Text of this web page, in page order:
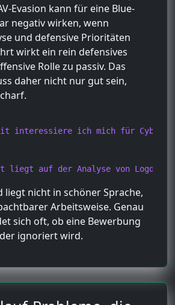
Evasion kann für eine Blue-
negativ wirken, wenn
und defensive Prioritäten
wirkt ein rein defensives
Rolle zu passiv. Das
daher nicht nur gut sein,
interessiere ich mich für
liegt auf der Analyse von
liegt nicht in schöner Sprache,
Arbeitsweise. Genau
sich oft, ob eine Bewerbung
ignoriert wird.